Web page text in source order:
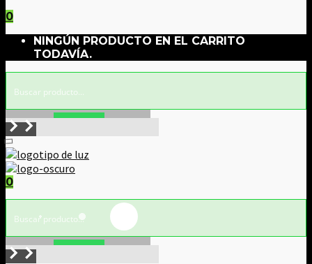
0
NINGÚN PRODUCTO EN EL CARRITO
TODAVÍA.
0